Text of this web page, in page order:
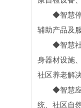
◆智慧
辅助产品及
◆智慧
身器材设施
社区养老解
◆智慧
统、社区自